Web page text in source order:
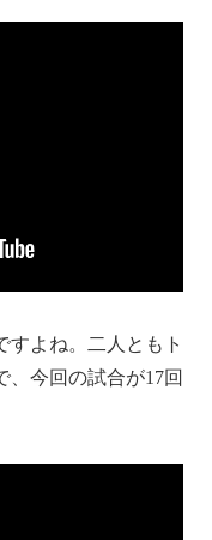
すよね。二人ともト
、今回の試合が17回